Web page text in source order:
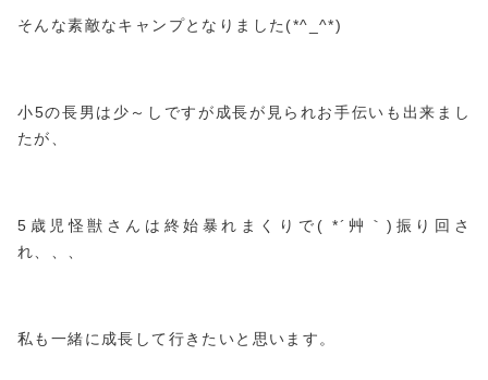
そんな素敵なキャンプとなりました(*^_^*)
小5の長男は少～しですが成長が見られお手伝いも出来まし
たが、
5歳児怪獣さんは終始暴れまくりで( *´艸｀)振り回さ
れ、、、
私も一緒に成長して行きたいと思います。